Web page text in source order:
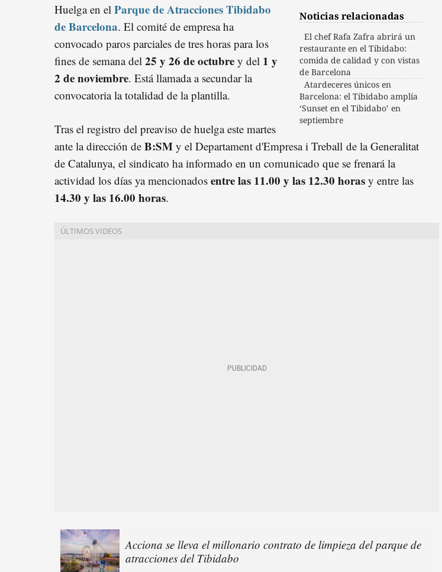
Noticias relacionadas
El chef Rafa Zafra abrirá un
restaurante en el Tibidabo:
comida de calidad y con vistas
de Barcelona
Atardeceres únicos en
Barcelona: el Tibidabo amplía
‘Sunset en el Tibidabo’ en
septiembre
Huelga en el Parque de Atracciones Tibidabo
de Barcelona. El comité de empresa ha
convocado paros parciales de tres horas para los
fines de semana del 25 y 26 de octubre y del 1 y
2 de noviembre. Está llamada a secundar la
convocatoria la totalidad de la plantilla.
Tras el registro del preaviso de huelga este martes
ante la dirección de B:SM y el Departament d'Empresa i Treball de la Generalitat
de Catalunya, el sindicato ha informado en un comunicado que se frenará la
actividad los días ya mencionados entre las 11.00 y las 12.30 horas y entre las
14.30 y las 16.00 horas.
Acciona se lleva el millonario contrato de limpieza del parque de
atracciones del Tibidabo